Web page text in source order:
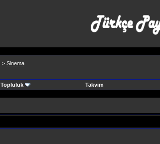
> Sinema
Topluluk Takvim